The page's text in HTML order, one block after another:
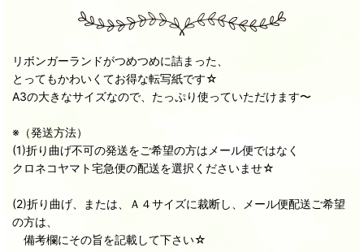
リボンガーランドがつめつめに詰まった、
とってもかわいくてお得な転写紙です☆
A3の大きなサイズなので、たっぷり使っていただけます〜
※（発送方法）
(1)折り曲げ不可の発送をご希望の方はメール便ではなく
クロネコヤマト宅急便の配送を選択くださいませ☆
(2)折り曲げ、または、Ａ４サイズに裁断し、メール便配送ご希望
の方は、
備考欄にその旨を記載して下さい☆